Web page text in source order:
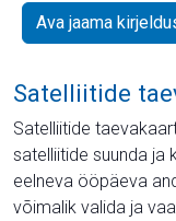
Ava jaama
Satelliitide
Satelliitide
satelliitide suunda ja
eelneva ööpäeva
võimalik valida ja